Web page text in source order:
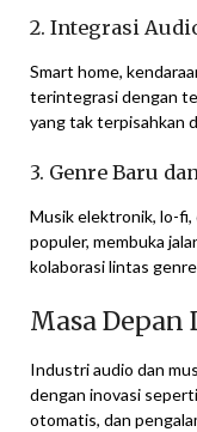
2. Integrasi
Smart home,
terintegrasi dengan
yang tak terpisahkan
3. Genre Baru
Musik elektronik, lo-fi,
populer, membuka
kolaborasi lintas
Masa
Industri audio dan
dengan inovasi
otomatis, dan